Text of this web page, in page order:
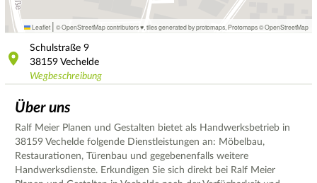
Leaflet | © OpenStreetMap contributors ♥, tiles generated by protomaps Protomaps©OpenStreetMap
Schulstraße 9
38159 Vechelde
Wegbeschreibung
Über uns
Ralf Meier Planen und Gestalten bietet als Handwerksbetrieb in
38159 Vechelde folgende Dienstleistungen an: Möbelbau,
Restaurationen, Türenbau und gegebenenfalls weitere
Handwerksdienste. Erkundigen Sie sich direkt bei Ralf Meier